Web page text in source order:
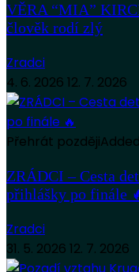
VĚRA “MIA”
člověk rodí zlý
Zradci
4. 6. 2026 12. 7. 2026
Přehrát pozdějiAdded
ZRÁDCI – Cesta
přihlášky po finále
Zradci
31. 5. 2026 12. 7. 2026